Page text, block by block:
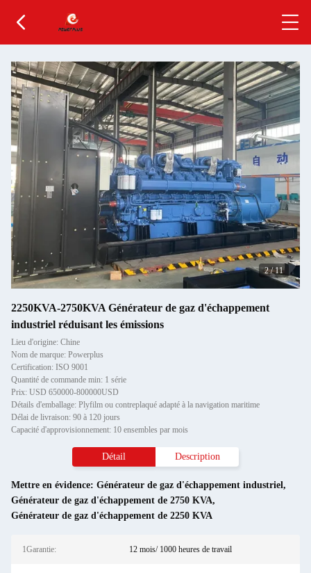
2/11
2250KVA-2750KVA Générateur de gaz d'échappement
industriel réduisant les émissions
Lieu d'origine: Chine
Nom de marque: Powerplus
Certification: ISO 9001
Quantité de commande min: 1 série
Prix: USD 650000-800000USD
Détails d'emballage: Plyfilm ou contreplaqué adapté à la navigation maritime
Délai de livraison: 90 à 120 jours
Capacité d'approvisionnement: 10 ensembles par mois
Détail Description
Mettre en évidence: Générateur de gaz d'échappement industriel,
Générateur de gaz d'échappement de 2750 KVA,
Générateur de gaz d'échappement de 2250 KVA
1Garantie: 12 mois/ 1000 heures de travail